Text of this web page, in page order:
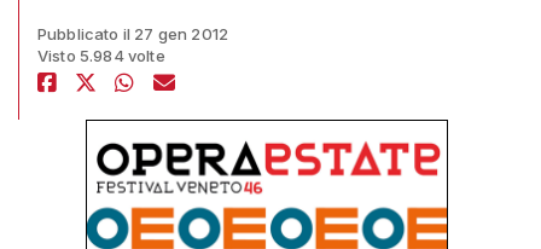
Pubblicato il 27 gen 2012
Visto 5.984 volte